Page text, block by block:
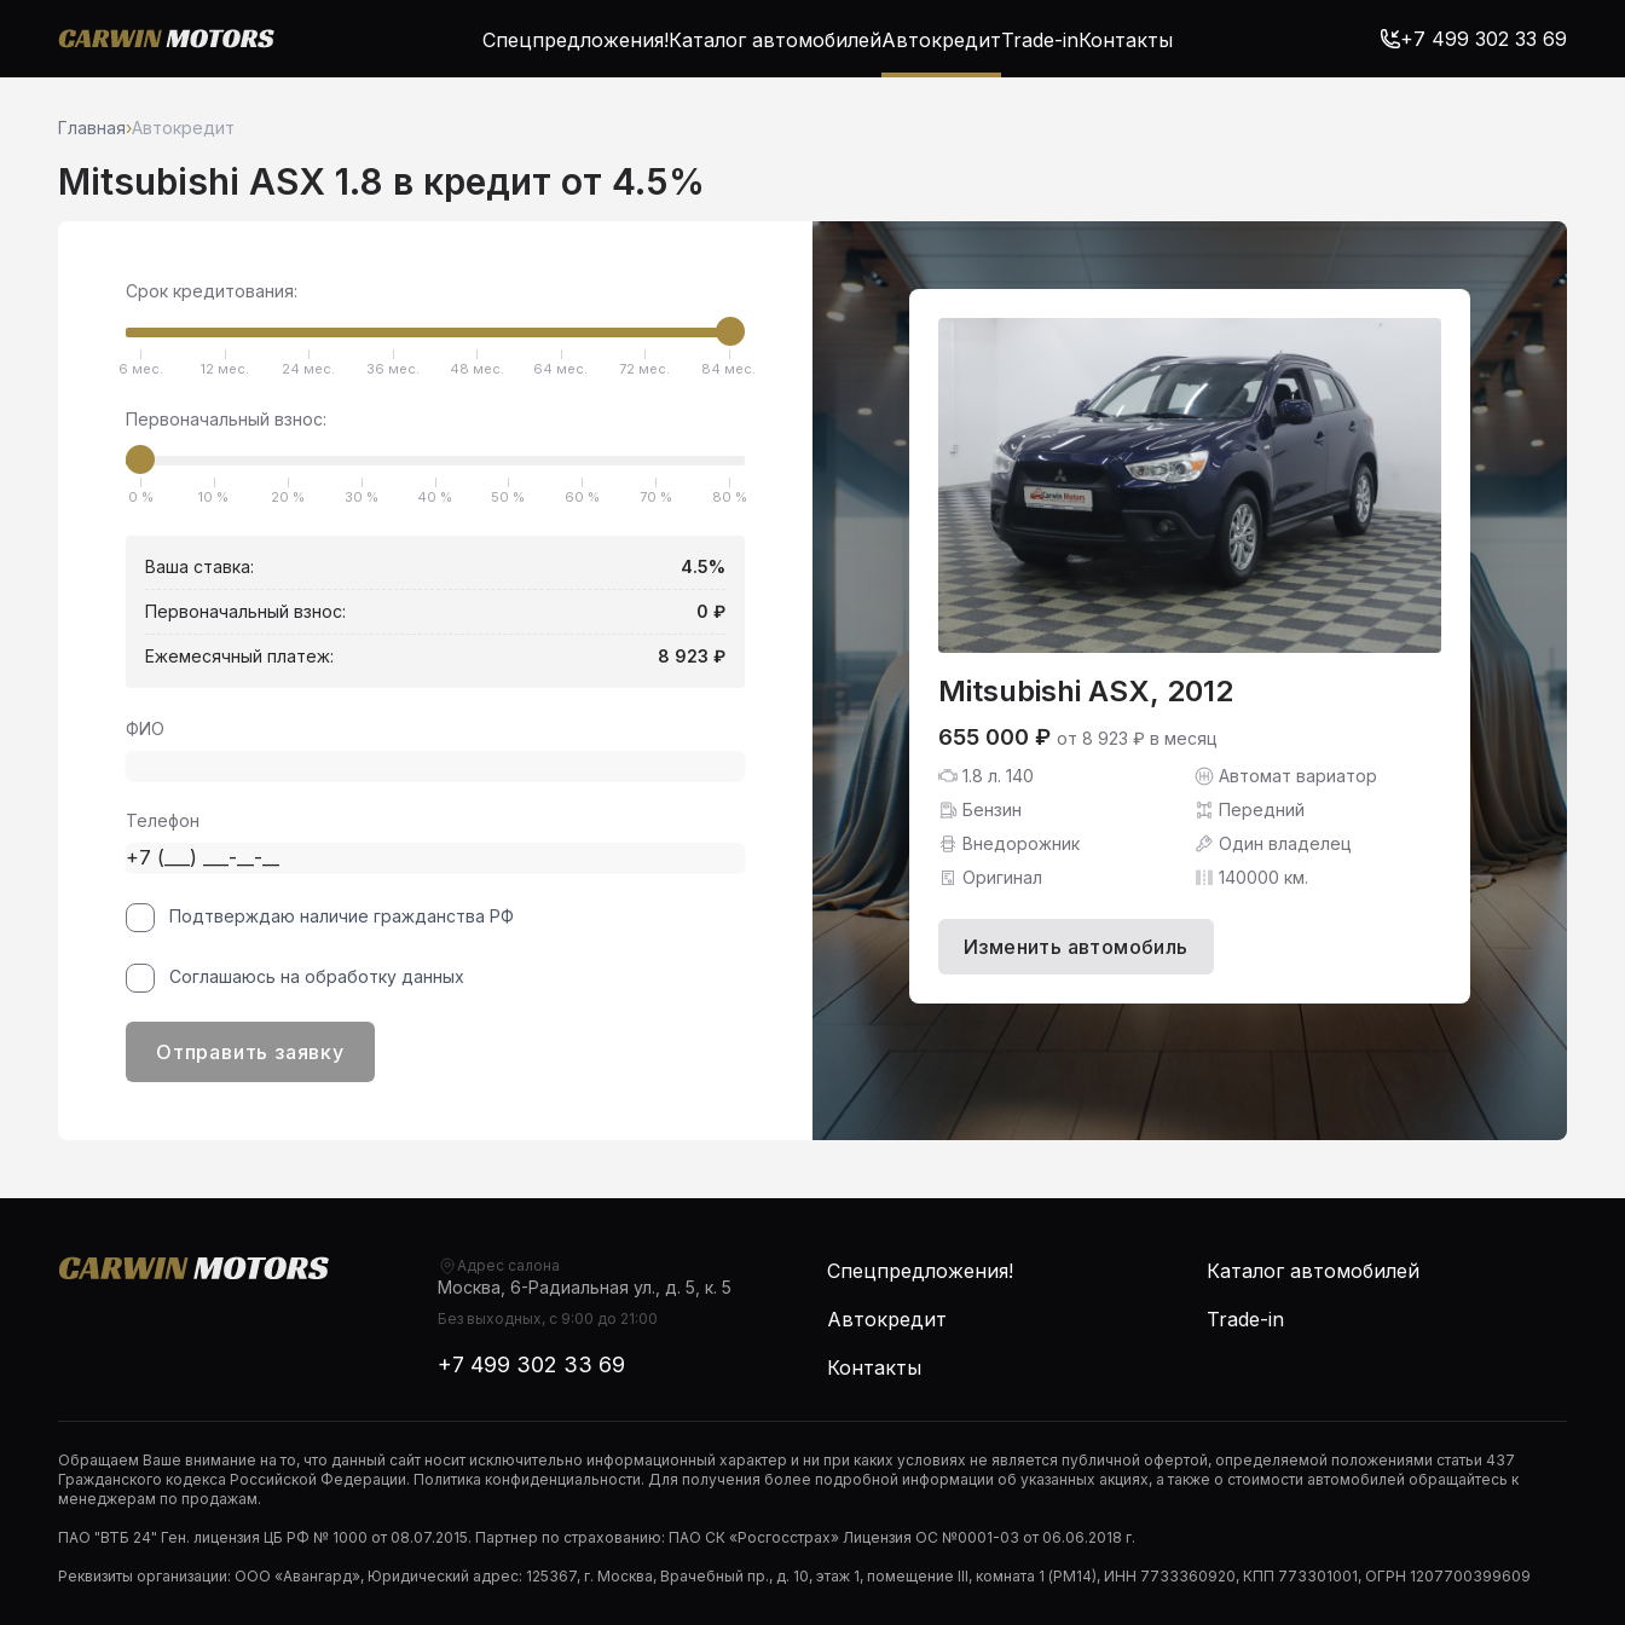
Спецпредложения!Каталог автомобилейАвтокредитTrade-inКонтакты +7 499 302 33 69
Главная›Автокредит
Mitsubishi ASX 1.8 в кредит от 4.5%
Mitsubishi ASX, 2012
655 000 ₽ от 8 923 ₽ в месяц
1.8 л. 140
Автомат вариатор
Бензин
Передний
Внедорожник
Один владелец
Оригинал
140000 км.
Изменить автомобиль
Срок кредитования:
6 мес. 12 мес. 24 мес. 36 мес. 48 мес. 64 мес. 72 мес. 84 мес.
Первоначальный взнос:
0 % 10 % 20 % 30 % 40 % 50 % 60 % 70 % 80 %
Ваша ставка: 4.5%
Первоначальный взнос: 0 ₽
Ежемесячный платеж: 8 923 ₽
ФИО
Телефон
Подтверждаю наличие гражданства РФ
Соглашаюсь на обработку данных
Отправить заявку
Адрес салона
Москва, 6-Радиальная ул., д. 5, к. 5
Без выходных, с 9:00 до 21:00
+7 499 302 33 69
Спецпредложения!
Каталог автомобилей
Автокредит
Trade-in
Контакты
Обращаем Ваше внимание на то, что данный сайт носит исключительно информационный характер и ни при каких условиях не является публичной офертой, определяемой положениями статьи 437
Гражданского кодекса Российской Федерации. Политика конфиденциальности. Для получения более подробной информации об указанных акциях, а также о стоимости автомобилей обращайтесь к
менеджерам по продажам.
ПАО "ВТБ 24" Ген. лицензия ЦБ РФ № 1000 от 08.07.2015. Партнер по страхованию: ПАО СК «Росгосстрах» Лицензия ОС №0001-03 от 06.06.2018 г.
Реквизиты организации: ООО «Авангард», Юридический адрес: 125367, г. Москва, Врачебный пр., д. 10, этаж 1, помещение III, комната 1 (РМ14), ИНН 7733360920, КПП 773301001, ОГРН 1207700399609